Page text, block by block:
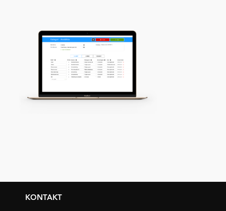
KONTAKT